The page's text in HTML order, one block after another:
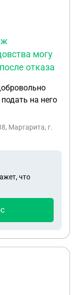
могу
отказа
на него
Маргарита, г.
что